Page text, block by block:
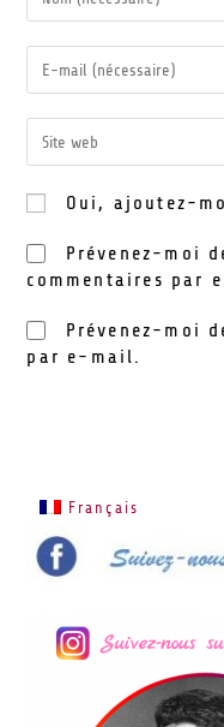
Oui, ajoutez-
Prévenez-moi
commentaires par
Prévenez-moi
par e-mail.
Français